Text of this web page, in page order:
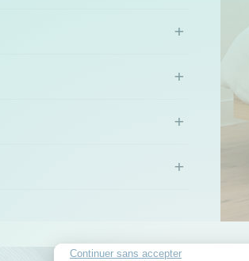
Continuer sans accepter
+
+
+
+